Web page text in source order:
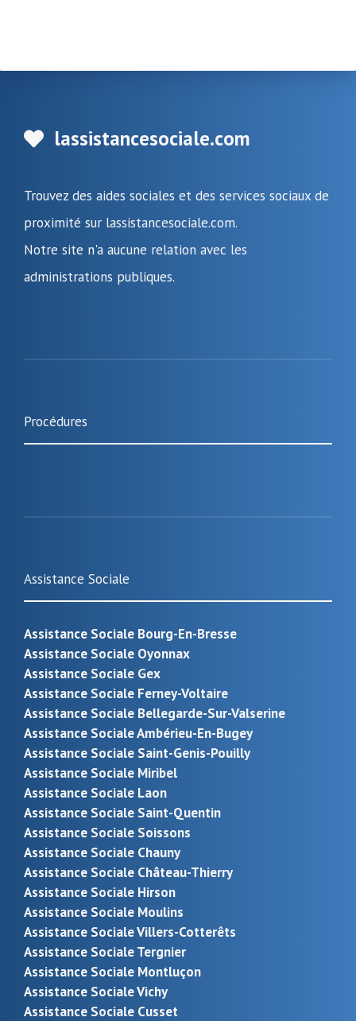
lassistancesociale.com
Trouvez des aides sociales et des services sociaux de
proximité sur lassistancesociale.com.
Notre site n'a aucune relation avec les
administrations publiques.
Procédures
Assistance Sociale
Assistance Sociale Bourg-En-Bresse
Assistance Sociale Oyonnax
Assistance Sociale Gex
Assistance Sociale Ferney-Voltaire
Assistance Sociale Bellegarde-Sur-Valserine
Assistance Sociale Ambérieu-En-Bugey
Assistance Sociale Saint-Genis-Pouilly
Assistance Sociale Miribel
Assistance Sociale Laon
Assistance Sociale Saint-Quentin
Assistance Sociale Soissons
Assistance Sociale Chauny
Assistance Sociale Château-Thierry
Assistance Sociale Hirson
Assistance Sociale Moulins
Assistance Sociale Villers-Cotterêts
Assistance Sociale Tergnier
Assistance Sociale Montluçon
Assistance Sociale Vichy
Assistance Sociale Cusset